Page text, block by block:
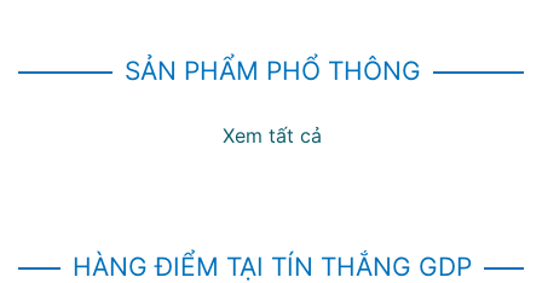
SẢN PHẨM PHỔ THÔNG
Xem tất cả
HÀNG ĐIỂM TẠI TÍN THẮNG GDP